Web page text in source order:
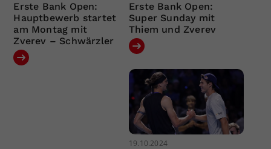
Erste Bank Open:
Hauptbewerb startet
am Montag mit
Zverev – Schwärzler
Erste Bank Open:
Super Sunday mit
Thiem und Zverev
19.10.2024